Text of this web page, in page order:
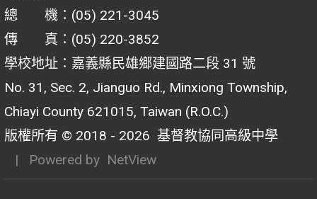
總 機：(05) 221-3045
傳 真：(05) 220-3852
學校地址：嘉義縣民雄鄉建國路二段 31 號
No. 31, Sec. 2, Jianguo Rd., Minxiong Township,
Chiayi County 621015, Taiwan (R.O.C.)
版權所有 © 2018 - 2026 基督教協同高級中學
| Powered by NetView